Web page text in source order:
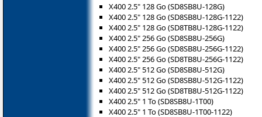
X400 2.5" 128 Go (SD8SB8U-128G)
X400 2.5" 128 Go (SD8SB8U-128G-1122)
X400 2.5" 128 Go (SD8TB8U-128G-1122)
X400 2.5" 256 Go (SD8SB8U-256G)
X400 2.5" 256 Go (SD8SB8U-256G-1122)
X400 2.5" 256 Go (SD8TB8U-256G-1122)
X400 2.5" 512 Go (SD8SB8U-512G)
X400 2.5" 512 Go (SD8SB8U-512G-1122)
X400 2.5" 512 Go (SD8TB8U-512G-1122)
X400 2.5" 1 To (SD8SB8U-1T00)
X400 2.5" 1 To (SD8SB8U-1T00-1122)